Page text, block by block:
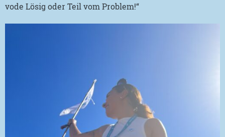
vode Lösig oder Teil vom Problem!“